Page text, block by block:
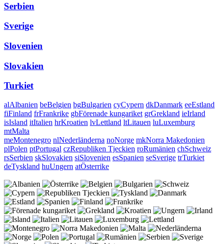
Serbien
Sverige
Slovenien
Slovakien
Turkiet
alAlbanien beBelgien bgBulgarien cyCypern dkDanmark eeEstland
fiFinland frFrankrike gbFörenade kungariket grGrekland ieIrland
isIsland itItalien hrKroatien lvLettland ltLitauen luLuxemburg
mtMalta
meMontenegro nlNederländerna noNorge mkNorra Makedonien
plPolen ptPortugal czRepubliken Tjeckien roRumänien chSchweiz
rsSerbien skSlovakien siSlovenien esSpanien seSverige trTurkiet
deTyskland huUngern atÖsterrike